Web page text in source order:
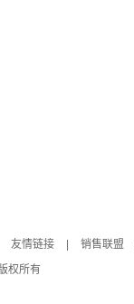
友情链接 销售联盟
权所有